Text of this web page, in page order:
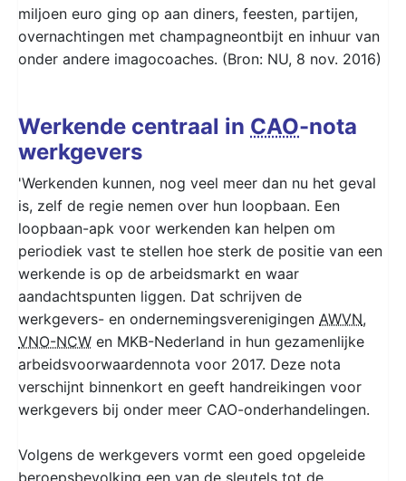
miljoen euro ging op aan diners, feesten, partijen,
overnachtingen met champagneontbijt en inhuur van
onder andere imagocoaches. (Bron: NU, 8 nov. 2016)
Werkende centraal in CAO-nota
werkgevers
'Werkenden kunnen, nog veel meer dan nu het geval
is, zelf de regie nemen over hun loopbaan. Een
loopbaan-apk voor werkenden kan helpen om
periodiek vast te stellen hoe sterk de positie van een
werkende is op de arbeidsmarkt en waar
aandachtspunten liggen. Dat schrijven de
werkgevers- en ondernemingsverenigingen AWVN,
VNO-NCW en MKB-Nederland in hun gezamenlijke
arbeidsvoorwaardennota voor 2017. Deze nota
verschijnt binnenkort en geeft handreikingen voor
werkgevers bij onder meer CAO-onderhandelingen.
Volgens de werkgevers vormt een goed opgeleide
beroepsbevolking een van de sleutels tot de